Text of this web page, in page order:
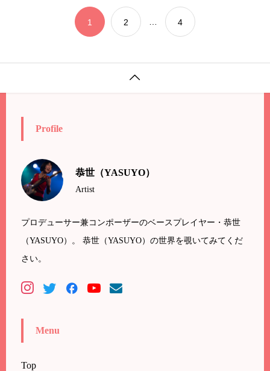
3~4時間は寝れないですそして寝るときに「明日、あれ持ってい
1 2 4

Profile
恭世（YASUYO）
Artist
プロデューサー兼コンポーザーのベースプレイヤー・恭世
（YASUYO）。 恭世（YASUYO）の世界を覗いてみてくだ
さい。
Menu
Top